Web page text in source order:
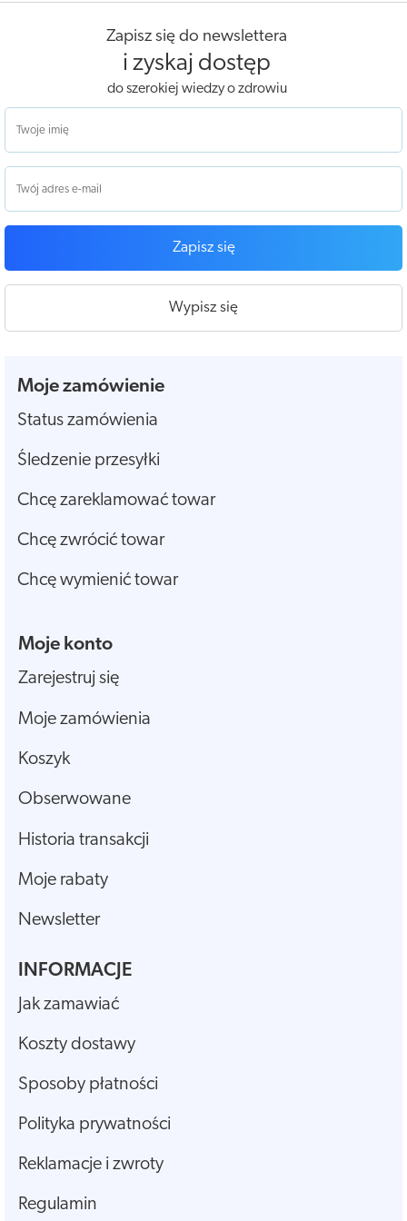
Zapisz się do newslettera
i zyskaj dostęp
do szerokiej wiedzy o zdrowiu
Zapisz się
Wypisz się
Moje zamówienie
Status zamówienia
Śledzenie przesyłki
Chcę zareklamować towar
Chcę zwrócić towar
Chcę wymienić towar
Moje konto
Zarejestruj się
Moje zamówienia
Koszyk
Obserwowane
Historia transakcji
Moje rabaty
Newsletter
INFORMACJE
Jak zamawiać
Koszty dostawy
Sposoby płatności
Polityka prywatności
Reklamacje i zwroty
Regulamin